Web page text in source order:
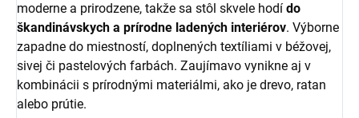
moderne a prirodzene, takže sa stôl skvele hodí do
škandinávskych a prírodne ladených interiérov. Výborne
zapadne do miestností, doplnených textíliami v béžovej,
sivej či pastelových farbách. Zaujímavo vynikne aj v
kombinácii s prírodnými materiálmi, ako je drevo, ratan
alebo prútie.